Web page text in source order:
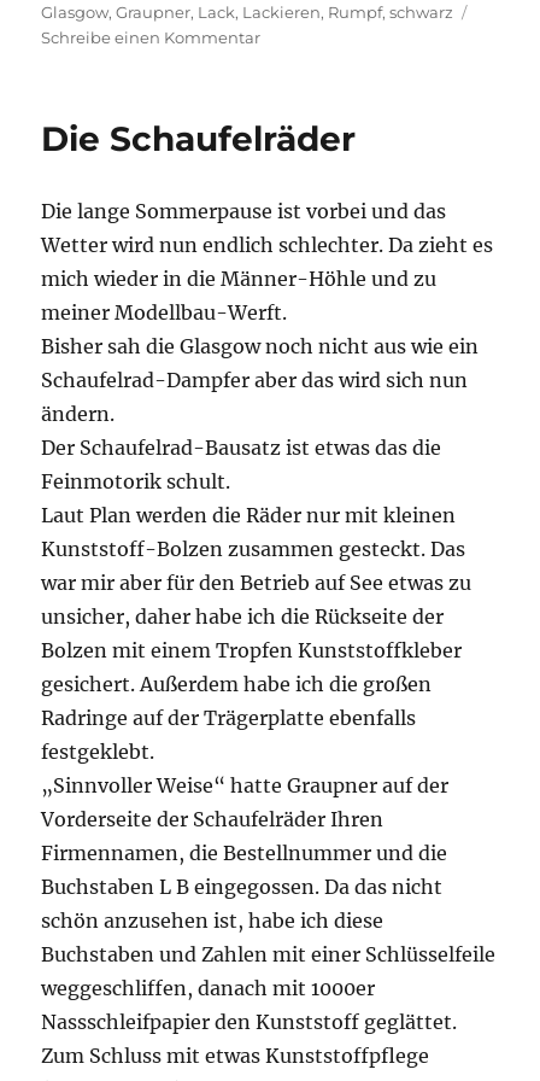
am
Glasgow,Graupner, Lack, Lackieren, Rumpf,schwarz
Schreibe einen Kommentarzu
Die Schaufelräder
Die lange Sommerpause ist vorbei und das
Wetter wird nun endlich schlechter. Da zieht es
mich wieder in die Männer-Höhle und zu
meiner Modellbau-Werft.
Bisher sah die Glasgow noch nicht aus wie ein
Schaufelrad-Dampfer aber das wird sich nun
ändern.
Der Schaufelrad-Bausatz ist etwas das die
Feinmotorik schult.
Laut Plan werden die Räder nur mit kleinen
Kunststoff-Bolzen zusammen gesteckt. Das
war mir aber für den Betrieb auf See etwas zu
unsicher, daher habe ich die Rückseite der
Bolzen mit einem Tropfen Kunststoffkleber
gesichert. Außerdem habe ich die großen
Radringe auf der Trägerplatte ebenfalls
festgeklebt.
„Sinnvoller Weise“ hatte Graupner auf der
Vorderseite der Schaufelräder Ihren
Firmennamen, die Bestellnummer und die
Buchstaben L B eingegossen. Da das nicht
schön anzusehen ist, habe ich diese
Buchstaben und Zahlen mit einer Schlüsselfeile
weggeschliffen, danach mit 1000er
Nassschleifpapier den Kunststoff geglättet.
Zum Schluss mit etwas Kunststoffpflege